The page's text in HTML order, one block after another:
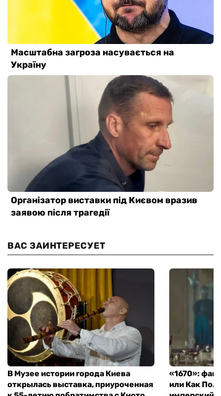
ВАС ЗАИНТЕРЕСУЕТ
В Музее истории города Киева
открылась выставка, приуроченная
«1670»:
или Как